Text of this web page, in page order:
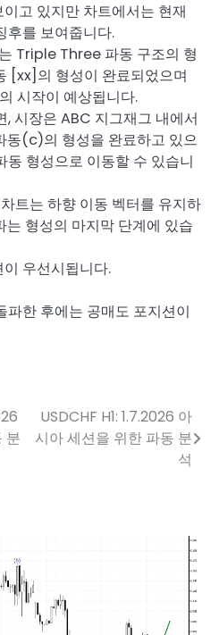
고 있지만 차트에서는 현재
후를 보여줍니다.
Triple Three 파동 구조의 형
[xx]의 형성이 완료되었으며
시작이 예상됩니다.
, 시장은 ABC 지그재그 내에서
동(c)의 형성을 완료하고 있으
동 형성으로 이동할 수 있습니
트는 하향 이동 벡터를 유지하
는 형성의 마지막 단계에 있습
우선시됩니다.
파한 후에는 공매도 포지션이
분
USDCHF H1: 1.7.2026 아
시아 세션을 위한 파동 분
석